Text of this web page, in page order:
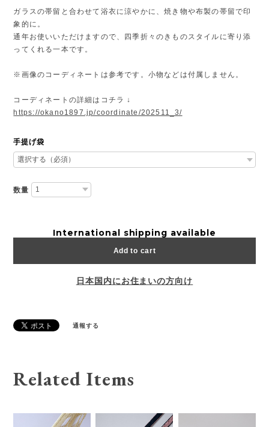
ガラスの帯留と合わせて浴衣に涼やかに、焼き物や布製の帯留で印
象的に。
通年お使いいただけますので、四季折々のきものスタイルに寄り添
ってくれる一本です。
※画像のコーディネートは参考です。小物などは付属しません。
コーディネートの詳細はコチラ ↓
https://okano1897.jp/coordinate/202511_3/
手提げ袋
数量
International shipping available
Add to cart
日本国内にお住まいの方向け
通報する
Related Items